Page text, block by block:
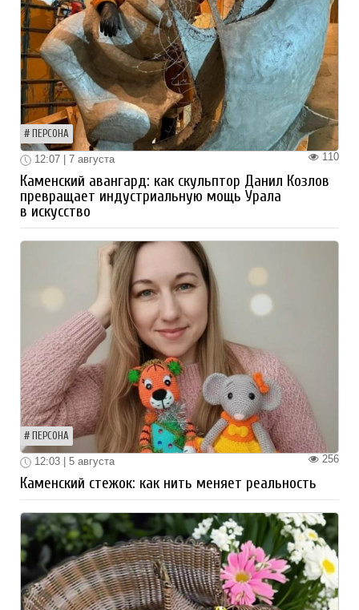
ПЕРСОНА
110
12:07 | 7 августа
Каменский авангард: как скульптор Данил Козлов
превращает индустриальную мощь Урала
в искусство
ПЕРСОНА
256
12:03 | 5 августа
Каменский стежок: как нить меняет реальность